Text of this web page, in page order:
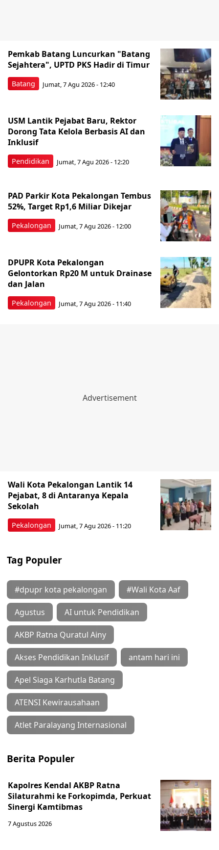
Batang
Pemkab Batang Luncurkan "Batang
Sejahtera", UPTD PKS Hadir di Timur
Jumat, 7 Agu 2026 - 12:40
Pendidikan
USM Lantik Pejabat Baru, Rektor
Dorong Tata Kelola Berbasis AI dan
Inklusif
Jumat, 7 Agu 2026 - 12:20
Pekalongan
PAD Parkir Kota Pekalongan Tembus
52%, Target Rp1,6 Miliar Dikejar
Jumat, 7 Agu 2026 - 12:00
Pekalongan
DPUPR Kota Pekalongan
Gelontorkan Rp20 M untuk Drainase
dan Jalan
Jumat, 7 Agu 2026 - 11:40
Pekalongan
Wali Kota Pekalongan Lantik 14
Pejabat, 8 di Antaranya Kepala
Sekolah
Jumat, 7 Agu 2026 - 11:20
Tag Populer
#dpupr kota pekalongan #Wali Kota Aaf
Agustus AI untuk Pendidikan
AKBP Ratna Quratul Ainy
Akses Pendidikan Inklusif antam hari ini
Apel Siaga Karhutla Batang
ATENSI Kewirausahaan
Atlet Paralayang Internasional
Berita Populer
Kapolres Kendal AKBP Ratna
Silaturahmi ke Forkopimda, Perkuat
Sinergi Kamtibmas
7 Agustus 2026